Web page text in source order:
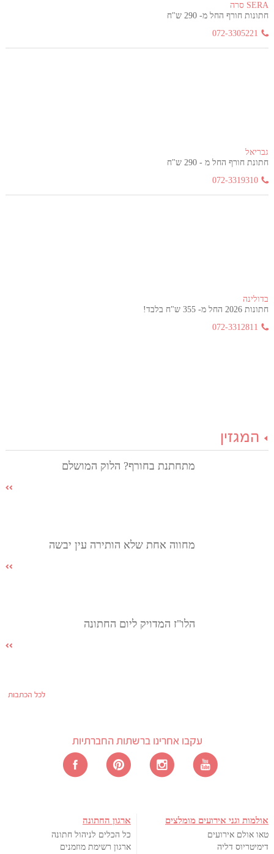
SERA סרה
חתונות חורף החל מ- 290 ש"ח
072-3305221
גבריאל
חתונת חורף החל מ - 290 ש"ח
072-3319310
בדולינה
חתונות 2026 החל מ- 355 ש"ח בלבד!
072-3312811
המגזין
מתחתנת בחורף? הלוק המושלם
מחווה אחת שלא הותירה עין יבשה
הלו"ז המדויק ליום החתונה
לכל הכתבות
עקבו אחרינו ברשתות החברתיות
אולמות וגני אירועים מומלצים
טאו אולם אירועים
דימיטריוס דליה
ארגון החתונה
כל הכלים לניהול חתונה
ארגון רשימת מוזמנים